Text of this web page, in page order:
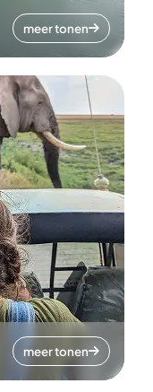
meer tonen
meer tonen